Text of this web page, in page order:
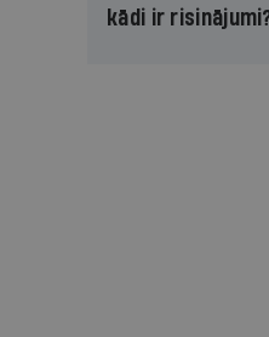
kādi ir